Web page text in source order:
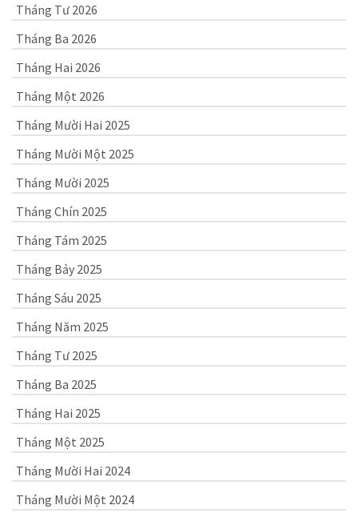
Tháng Tư 2026
Tháng Ba 2026
Tháng Hai 2026
Tháng Một 2026
Tháng Mười Hai 2025
Tháng Mười Một 2025
Tháng Mười 2025
Tháng Chín 2025
Tháng Tám 2025
Tháng Bảy 2025
Tháng Sáu 2025
Tháng Năm 2025
Tháng Tư 2025
Tháng Ba 2025
Tháng Hai 2025
Tháng Một 2025
Tháng Mười Hai 2024
Tháng Mười Một 2024